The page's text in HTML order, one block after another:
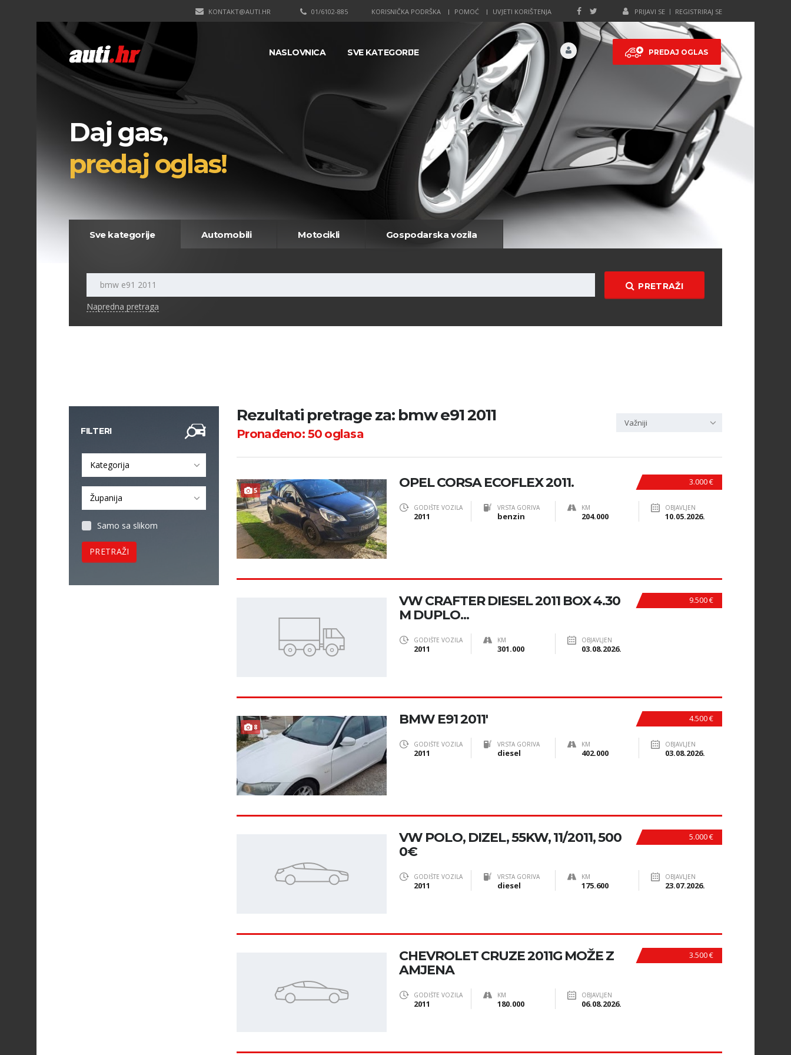
PRIJAVI SE REGISTRIRAJ SE
KORISNIČKA PODRŠKA POMOĆ UVJETI KORIŠTENJA
01/6102-885
KONTAKT@AUTI.HR
PREDAJ OGLAS
NASLOVNICA SVE KATEGORIJE
Daj gas,
predaj oglas!
Sve kategorije Automobili Motocikli Gospodarska vozila
PRETRAŽI
Napredna pretraga
FILTERI
Kategorija
Županija
Samo sa slikom
PRETRAŽI
Rezultati pretrage za: bmw e91 2011
Pronađeno:50oglasa
Važniji
5
3.000 €
OPEL CORSA ECOFLEX 2011.
GODIŠTE VOZILA
2011
VRSTA GORIVA
benzin
KM
204.000
OBJAVLJEN
10.05.2026.
9.500 €
VW CRAFTER DIESEL 2011 BOX 4.30
M DUPLO...
GODIŠTE VOZILA
2011
KM
301.000
OBJAVLJEN
03.08.2026.
8
4.500 €
BMW E91 2011'
GODIŠTE VOZILA
2011
VRSTA GORIVA
diesel
KM
402.000
OBJAVLJEN
03.08.2026.
5.000 €
VW POLO, DIZEL, 55KW, 11/2011, 500
0€
GODIŠTE VOZILA
2011
VRSTA GORIVA
diesel
KM
175.600
OBJAVLJEN
23.07.2026.
3.500 €
CHEVROLET CRUZE 2011G MOŽE Z
AMJENA
GODIŠTE VOZILA
2011
KM
180.000
OBJAVLJEN
06.08.2026.